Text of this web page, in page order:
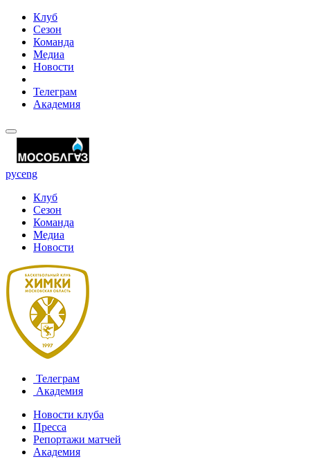
Клуб
Сезон
Команда
Медиа
Новости
Телеграм
Академия
русeng
Клуб
Сезон
Команда
Медиа
Новости
Телеграм
Академия
Новости клуба
Пресса
Репортажи матчей
Академия